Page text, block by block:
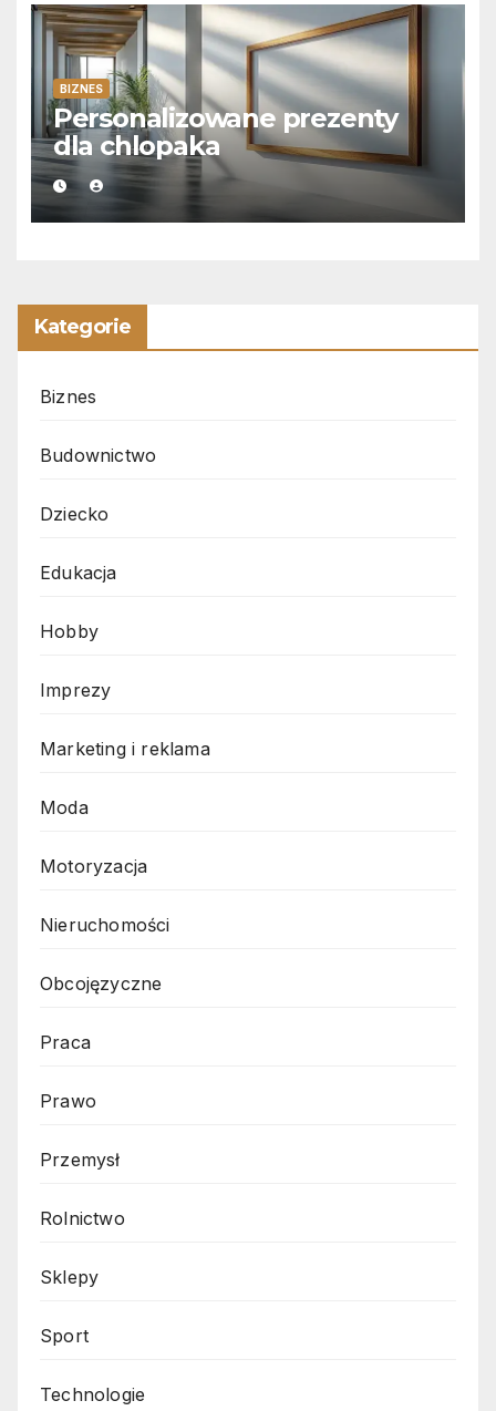
BIZNES
Personalizowane prezenty
dla chlopaka
Kategorie
Biznes
Budownictwo
Dziecko
Edukacja
Hobby
Imprezy
Marketing i reklama
Moda
Motoryzacja
Nieruchomości
Obcojęzyczne
Praca
Prawo
Przemysł
Rolnictwo
Sklepy
Sport
Technologie